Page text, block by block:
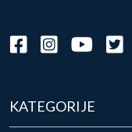
KATEGORIJE